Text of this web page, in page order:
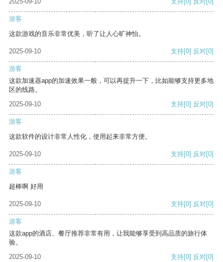
游客
这款游戏的音乐非常优美，听了让人心旷神怡。
2025-09-10 支持[0] 反对[0]
游客
这款加速器app的加速效果一般，可以再提升一下，比如能够支持更多地
区的线路。
2025-09-10
支持[0] 反对[0]
游客
这款软件的设计非常人性化，使用起来非常方便。
2025-09-10 支持[0] 反对[0]
游客
超棒啊 好用
2025-09-10 支持[0] 反对[0]
游客
这款app的酒店、餐厅推荐非常有用，让我能够享受到高品质的旅行体
验。
2025-09-10
支持[0] 反对[0]